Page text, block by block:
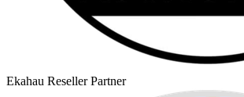
Ekahau Reseller Partner